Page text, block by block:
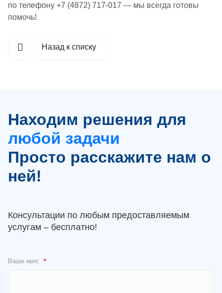
по телефону +7 (4872) 717-017 — мы всегда готовы
помочь!
Назад к списку
Находим решения для
любой задачи
Просто расскажите нам о
ней!
Консультации по любым предоставляемым
услугам – бесплатно!
Ваше имя: *